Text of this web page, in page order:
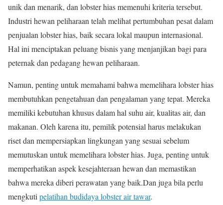
unik dan menarik, dan lobster hias memenuhi kriteria tersebut.
Industri hewan peliharaan telah melihat pertumbuhan pesat dalam
penjualan lobster hias, baik secara lokal maupun internasional.
Hal ini menciptakan peluang bisnis yang menjanjikan bagi para
peternak dan pedagang hewan peliharaan.
Namun, penting untuk memahami bahwa memelihara lobster hias
membutuhkan pengetahuan dan pengalaman yang tepat. Mereka
memiliki kebutuhan khusus dalam hal suhu air, kualitas air, dan
makanan. Oleh karena itu, pemilik potensial harus melakukan
riset dan mempersiapkan lingkungan yang sesuai sebelum
memutuskan untuk memelihara lobster hias. Juga, penting untuk
memperhatikan aspek kesejahteraan hewan dan memastikan
bahwa mereka diberi perawatan yang baik.Dan juga bila perlu
mengkuti pelatihan budidaya lobster air tawar.